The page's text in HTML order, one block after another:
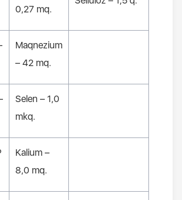
0,27 mq.
Maqnezium
– 42 mq.
Selen – 1,0
mkq.
Kalium –
8,0 mq.